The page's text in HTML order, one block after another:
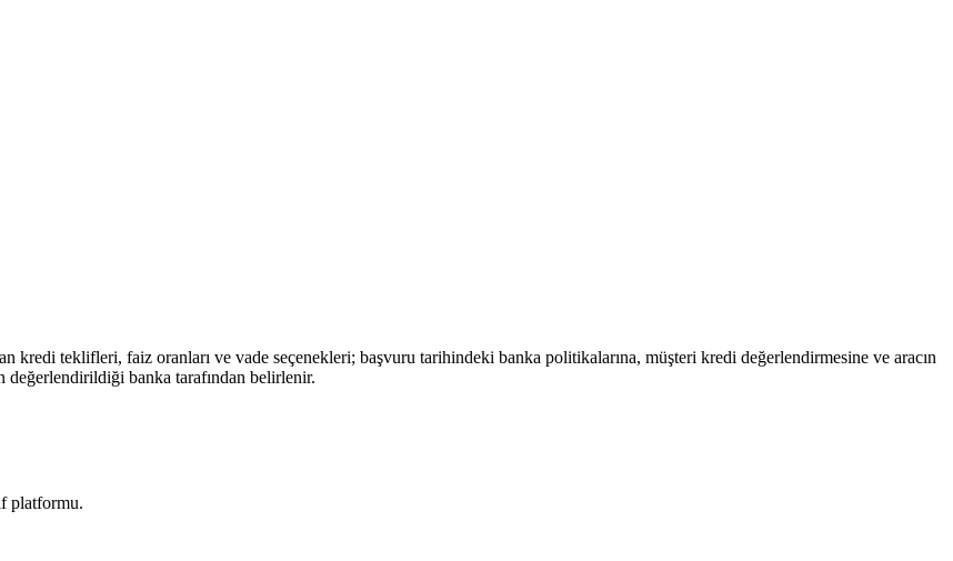
kredi teklifleri, faiz oranları ve vade seçenekleri; başvuru tarihindeki banka politikalarına, müşteri kredi değerlendirmesine ve aracın
değerlendirildiği banka tarafından belirlenir.
platformu.